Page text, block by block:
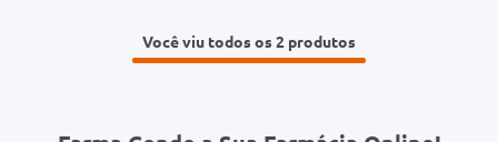
Você viu todos os 2